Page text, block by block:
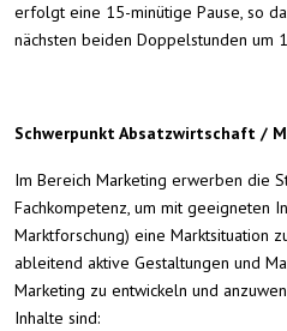
erfolgt eine 15-minütige Pause, so
nächsten beiden Doppelstunden um
Schwerpunkt Absatzwirtschaft /
Im Bereich Marketing erwerben die
Fachkompetenz, um mit geeigneten
Marktforschung) eine Marktsituation
ableitend aktive Gestaltungen und
Marketing zu entwickeln und
Inhalte sind: